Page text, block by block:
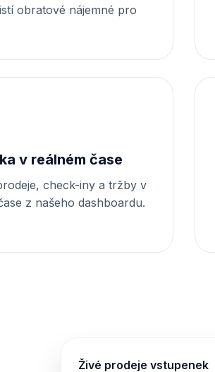
obratové nájemné pro
v reálném čase
check-iny a tržby v
z našeho dashboardu.
Živé prodeje vstupenek